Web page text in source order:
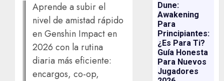
Aprende a subir el
nivel de amistad rápido
en Genshin Impact en
2026 con la rutina
diaria más eficiente:
encargos, co-op,
Dune:
Awakening
Para
Principiantes:
¿es Para Ti?
Guía Honesta
Para Nuevos
Jugadores